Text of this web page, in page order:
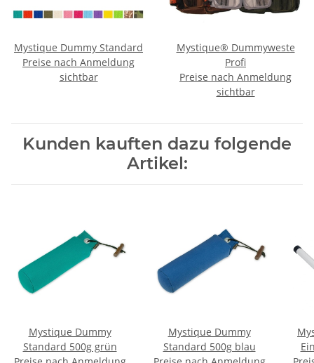
Mystique Dummy Standard
Preise nach Anmeldung
sichtbar
Mystique® Dummyweste
Profi
Preise nach Anmeldung
sichtbar
Kunden kauften dazu folgende
Artikel:
Mystique Dummy
Standard 500g grün
Mystique Dummy
Standard 500g blau